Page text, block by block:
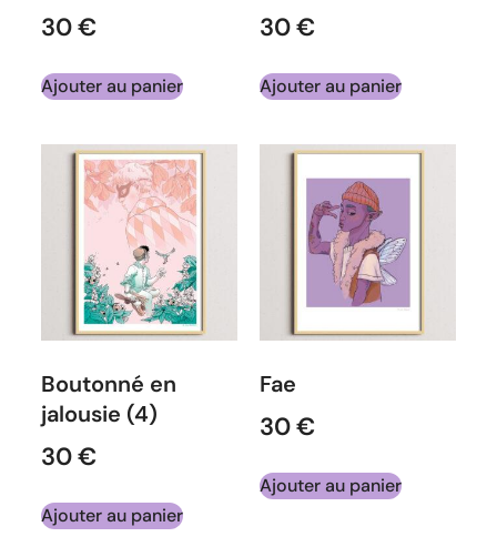
30€
Ajouter au panier
30€
Ajouter au panier
Boutonné en
jalousie (4)
30€
Ajouter au panier
Fae
30€
Ajouter au panier